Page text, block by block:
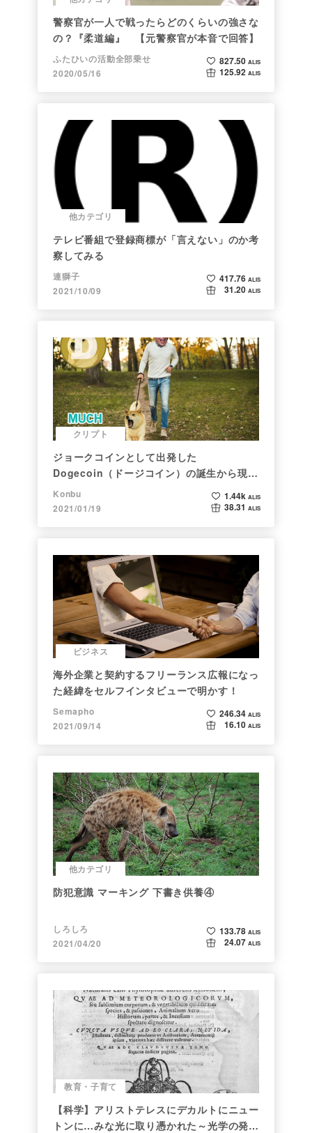
警察官が一人で戦ったらどのくらいの強さな
の？『柔道編』 【元警察官が本音で回答】
ふたひいの活動全部乗せ
2020/05/16
827.50 ALIS
125.92 ALIS
他カテゴリ
テレビ番組で登録商標が「言えない」のか考
察してみる
連獅子
2021/10/09
417.76 ALIS
31.20 ALIS
クリプト
ジョークコインとして出発した
Dogecoin（ドージコイン）の誕生から現在
まで。注目される非証券性🐶
Konbu
2021/01/19
1.44k ALIS
38.31 ALIS
ビジネス
海外企業と契約するフリーランス広報になっ
た経緯をセルフインタビューで明かす！
Semapho
2021/09/14
246.34 ALIS
16.10 ALIS
他カテゴリ
防犯意識 マーキング 下書き供養④
しろしろ
2021/04/20
133.78 ALIS
24.07 ALIS
教育・子育て
【科学】アリストテレスにデカルトにニュー
トンに…みな光に取り憑かれた～光学の発展